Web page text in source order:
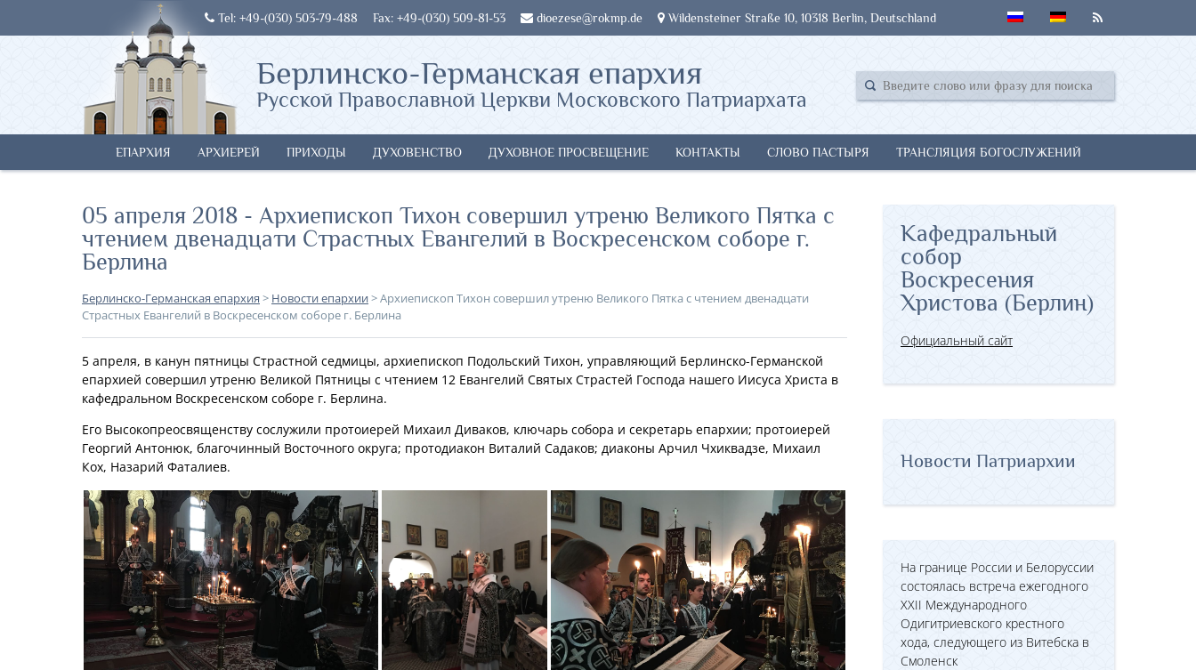
Tel: +49-(030) 503-79-488 Fax: +49-(030) 509-81-53 dioezese@rokmp.de Wildensteiner Straße 10, 10318 Berlin, Deutschland
Берлинско-Германская епархия
Русской Православной Церкви Московского Патриархата
ЕПАРХИЯ АРХИЕРЕЙ ПРИХОДЫ ДУХОВЕНСТВО ДУХОВНОЕ ПРОСВЕЩЕНИЕ КОНТАКТЫ СЛОВО ПАСТЫРЯ ТРАНСЛЯЦИЯ БОГОСЛУЖЕНИЙ
05 апреля 2018 - Архиепископ Тихон совершил утреню Великого Пятка с
чтением двенадцати Страстных Евангелий в Воскресенском соборе г.
Берлина
Берлинско-Германская епархия > Новости епархии>Архиепископ Тихон совершил утреню Великого Пятка с чтением двенадцати
Страстных Евангелий в Воскресенском соборе г. Берлина
5 апреля, в канун пятницы Страстной седмицы, архиепископ Подольский Тихон, управляющий Берлинско-Германской
епархией совершил утреню Великой Пятницы с чтением 12 Евангелий Святых Страстей Господа нашего Иисуса Христа в
кафедральном Воскресенском соборе г. Берлина.
Его Высокопреосвященству сослужили протоиерей Михаил Диваков, ключарь собора и секретарь епархии; протоиерей
Георгий Антонюк, благочинный Восточного округа; протодиакон Виталий Садаков; диаконы Арчил Чхиквадзе, Михаил
Кох, Назарий Фаталиев.
Кафедральный
собор
Воскресения
Христова (Берлин)
Официальный сайт
Новости Патриархии
На границе России и Белоруссии
состоялась встреча ежегодного
XXII Международного
Одигитриевского крестного
хода, следующего из Витебска в
Смоленск